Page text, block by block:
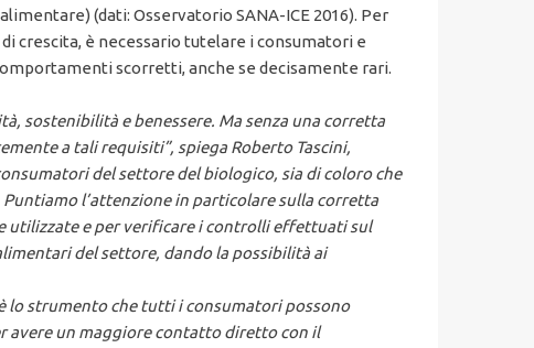
(dati: Osservatorio SANA-ICE 2016). Per
crescita, è necessario tutelare i consumatori e
scorretti, anche se decisamente rari.
sostenibilità e benessere. Ma senza una corretta
a talirequisiti”, spiega Roberto Tascini,
del settore del biologico, sia di coloro che
Puntiamo l’attenzione in particolare sulla corretta
utilizzate e per verificare i controlli effettuati sul
del settore, dando la possibilità ai
lo strumento che tutti i consumatori possono
avere un maggiore contatto diretto con il